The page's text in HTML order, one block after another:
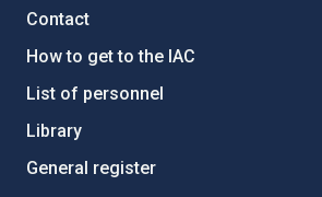
Contact
How to get to the IAC
List of personnel
Library
General register